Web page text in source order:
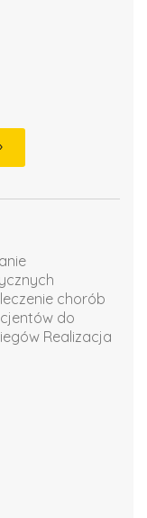
chorób
do
Realizacja